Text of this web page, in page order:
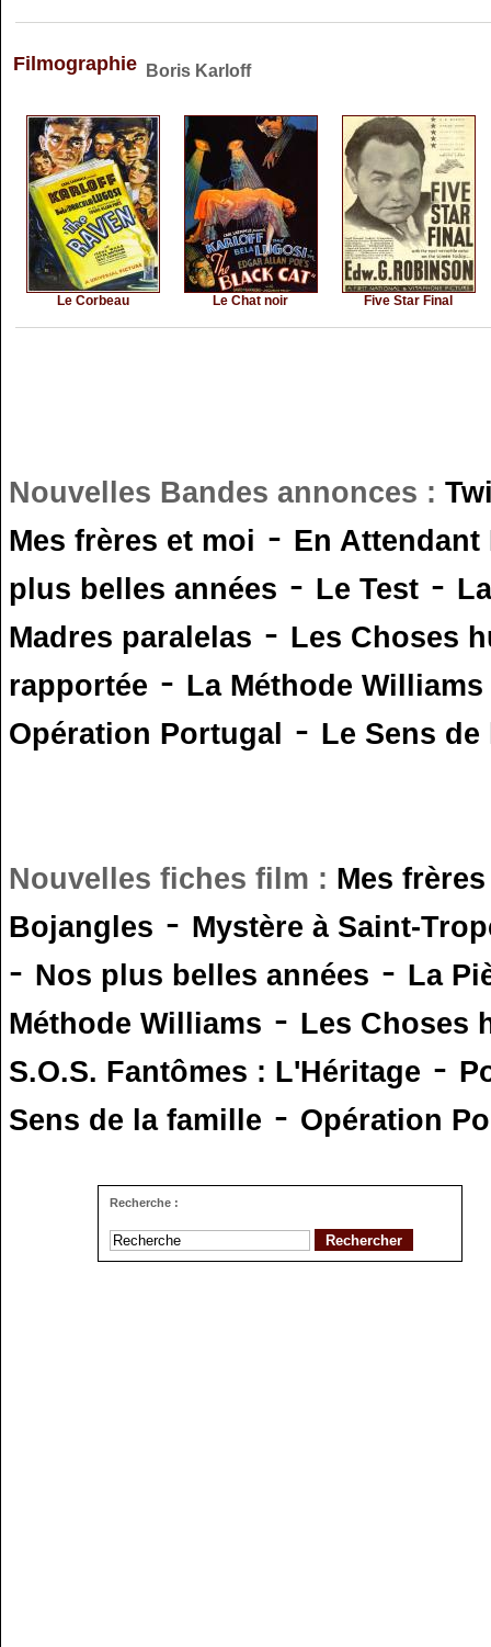
Filmographie Boris Karloff
Le Corbeau Le Chat noir Five Star Final
Nouvelles Bandes annonces :
Mes frères et moi - En
plus belles années - Le Test -
Madres paralelas - Les Choses
rapportée - La Méthode Williams
Opération Portugal - Le Sens
Nouvelles fiches film : Mes
Bojangles - Mystère à Saint-
- Nos plus belles années - La
Méthode Williams - Les Choses
S.O.S. Fantômes : L'Héritage -
Sens de la famille - Opération
Recherche :